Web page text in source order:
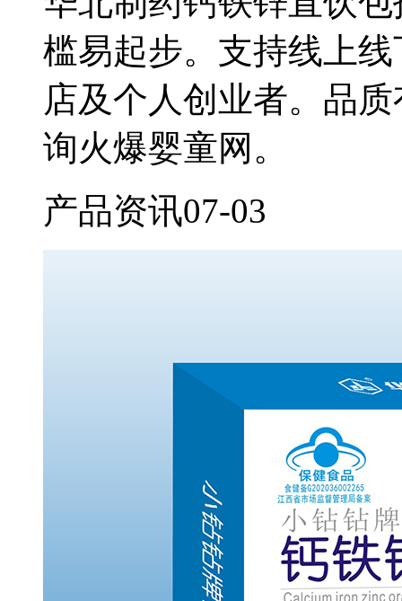
槛易起步。支持线上
店及个人创业者。品
询火爆婴童网。
产品资讯07-03